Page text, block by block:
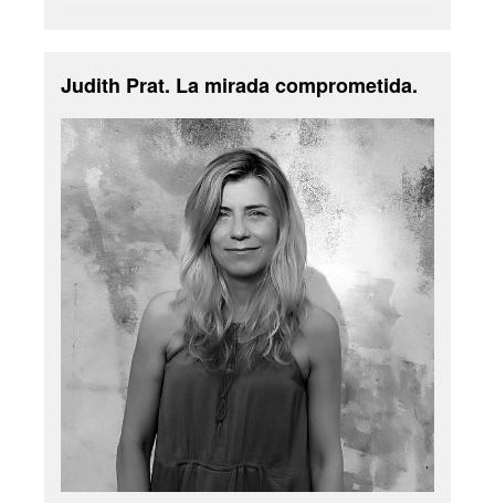
Judith Prat. La mirada comprometida.